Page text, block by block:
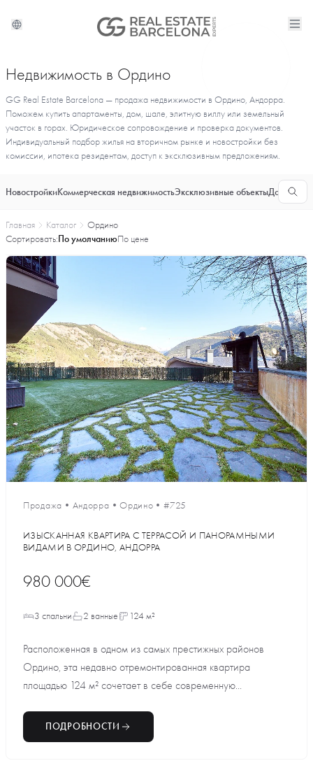
Недвижимость в Ордино
GG Real Estate Barcelona — продажа недвижимости в Ордино, Андорра.
Поможем купить апартаменты, дом, шале, элитную виллу или земельный
участок в горах. Юридическое сопровождение и проверка документов.
Индивидуальный подбор жилья на вторичном рынке и новостройки без
комиссии, ипотека резидентам, доступ к эксклюзивным предложениям.
НовостройкиКоммерческая недвижимостьЭксклюзивные объекты
Главная Каталог
Ордино
Сортировать:По умолчаниюПо цене
Продажа • Андорра •Ордино •#725
ИЗЫСКАННАЯ КВАРТИРА С ТЕРРАСОЙ И ПАНОРАМНЫМИ
ВИДАМИ В ОРДИНО, АНДОРРА
980 000€
3 спальни 2 ванные 124 м²
Расположенная в одном из самых престижных районов
Ордино, эта недавно отремонтированная квартира
площадью 124 м² сочетает в себе современную...
ПОДРОБНОСТИ